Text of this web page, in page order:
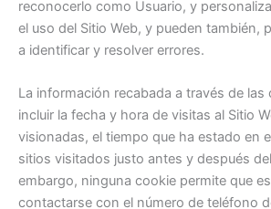
reconocerlo como Usuario, y
el uso del Sitio Web, y pueden también,
a identificar y resolver errores.
La información recabada a través de las
incluir la fecha y hora de visitas al Sitio
visionadas, el tiempo que ha estado en
sitios visitados justo antes y después
embargo, ninguna cookie permite que
contactarse con el número de teléfono